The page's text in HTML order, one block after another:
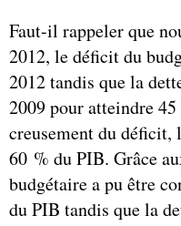
Faut-il rappeler que
2012, le déficit du
2012 tandis que la
2009 pour atteindre
creusement du déficit,
60 % du PIB. Grâce
budgétaire a pu être
du PIB tandis que la